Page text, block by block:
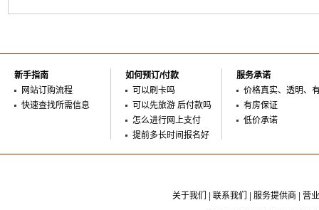
新手指南
网站订购流程
快速查找所需信息
如何预订/付款
可以刷卡吗
可以先旅游 后付款吗
怎么进行网上支付
提前多长时间报名好
服务承诺
价格真实、透明、
有房保证
低价承诺
关于我们 联系我们 服务提供商
营